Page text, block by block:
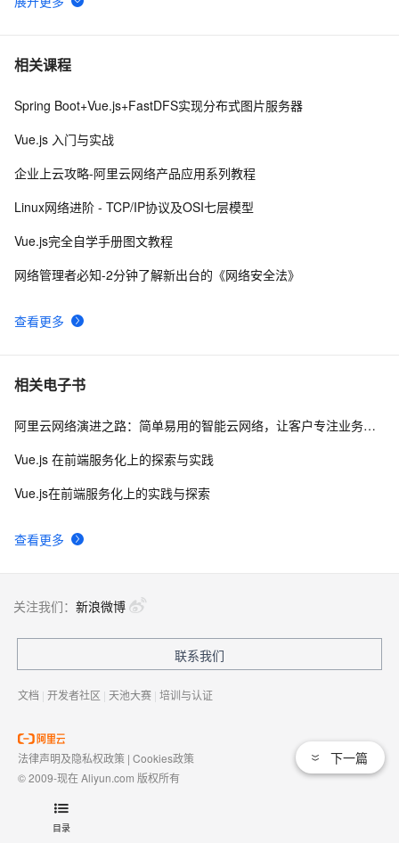
目录
6 Android监听手机网络变化
7
8 企业运维训练营之云上网络原理和实战（第2期），助力
钥分配中心 KDC | 对称密钥分配 | 密钥分配协议 |
Kerberos 协议 )
10 对比了思科和华为网络设备的基本配置、接口配置、
令
相关课程
查看更多
Spring Boot+Vue.js+FastDFS实现分布式图片服务器
Vue.js 入门与实战
企业上云攻略-阿里云网络产品应用系列教程
Linux网络进阶 - TCP/IP协议及OSI七层模型
Vue.js完全自学手册图文教程
网络管理者必知-2分钟了解新出台的《网络安全法》
相关电子书
查看更多
阿里云网络演进之路：简单易用的智能云网络，让客户专注业务创新
Vue.js 在前端服务化上的探索与实践
Vue.js在前端服务化上的实践与探索
下一篇
关注我们： 新浪微博
联系我们
文档 | 开发者社区 | 天池大赛 | 培训与认证
法律声明及隐私权政策 | Cookies政策
© 2009-现在 Aliyun.com 版权所有
域名注册服务机构许可：